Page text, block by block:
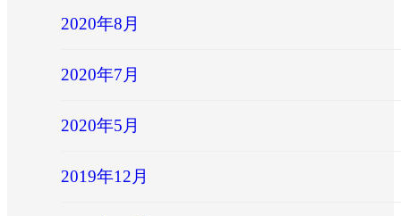
2020年8月
2020年7月
2020年5月
2019年12月